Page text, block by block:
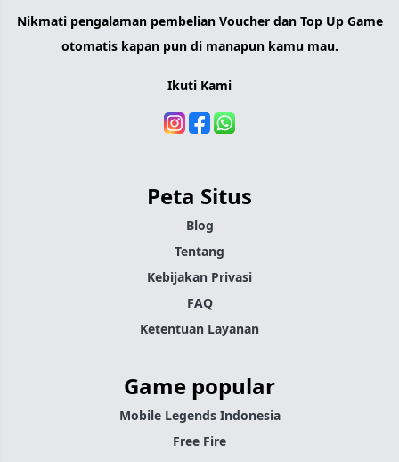
Nikmati pengalaman pembelian Voucher dan Top Up Game
otomatis kapan pun di manapun kamu mau.
Ikuti Kami
Peta Situs
Blog
Tentang
Kebijakan Privasi
FAQ
Ketentuan Layanan
Game popular
Mobile Legends Indonesia
Free Fire